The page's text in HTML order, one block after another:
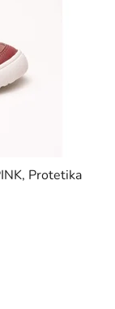
Protetika